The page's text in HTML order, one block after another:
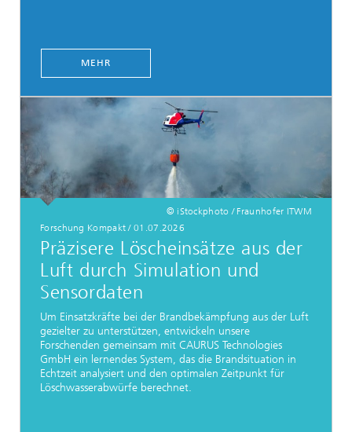
MEHR
© iStockphoto / Fraunhofer ITWM
Forschung Kompakt / 01.07.2026
Präzisere Löscheinsätze aus der
Luft durch Simulation und
Sensordaten
Um Einsatzkräfte bei der Brandbekämpfung aus der Luft
gezielter zu unterstützen, entwickeln unsere
Forschenden gemeinsam mit CAURUS Technologies
GmbH ein lernendes System, das die Brandsituation in
Echtzeit analysiert und den optimalen Zeitpunkt für
Löschwasserabwürfe berechnet.